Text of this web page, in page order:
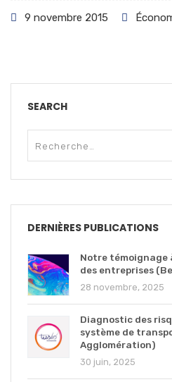
9 novembre 2015
SEARCH
DERNIÈRES PUBLICATIONS
Notre témoignage
des entreprises
28 novembre, 2025
Diagnostic des
système de
Agglomération)
30 juin, 2025